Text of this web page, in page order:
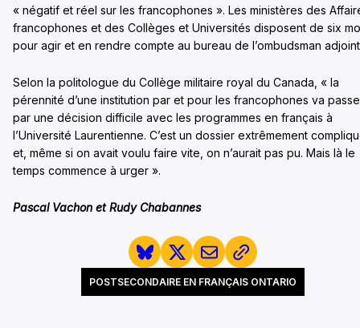
« négatif et réel sur les francophones ». Les ministères des
francophones et des Collèges et Universités disposent de six
pour agir et en rendre compte au bureau de l’ombudsman
Selon la politologue du Collège militaire royal du Canada, « la
pérennité d’une institution par et pour les francophones va
par une décision difficile avec les programmes en français à
l’Université Laurentienne. C’est un dossier extrêmement
et, même si on avait voulu faire vite, on n’aurait pas pu. Mais là le
temps commence à urger ».
Pascal Vachon et Rudy Chabannes
POSTSECONDAIRE EN FRANÇAIS ONTARIO